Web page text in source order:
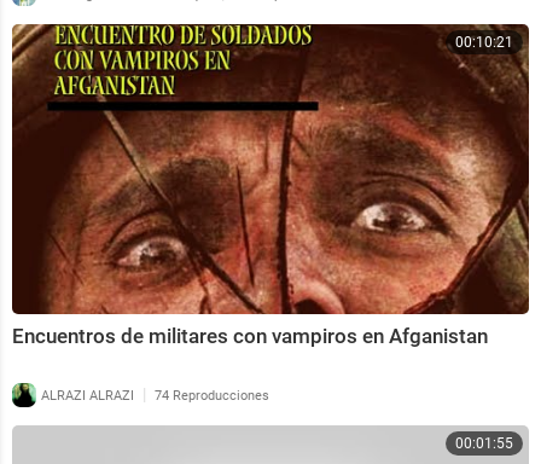
00:10:21
Encuentros de militares con vampiros en Afganistan
ALRAZI ALRAZI | 74 Reproducciones
00:01:55